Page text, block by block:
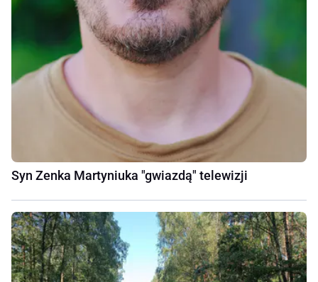
Syn Zenka Martyniuka "gwiazdą" telewizji